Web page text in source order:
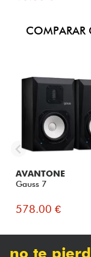
COMPARAR
AVANTONE
Gauss 7
578.00 €
no te